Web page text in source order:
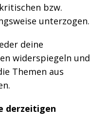
bzw.
unterzogen.
deine
widerspiegeln und
Themen aus
derzeitigen